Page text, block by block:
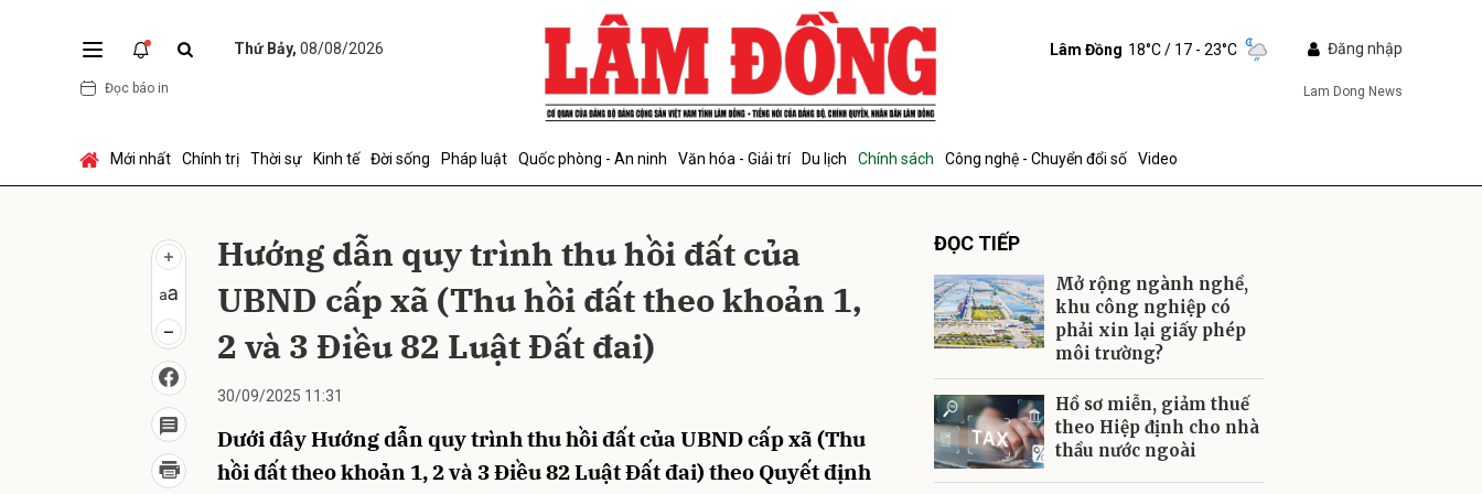
Thứ Bảy, 08/08/2026
Đọc báo in
Lâm Đồng 18°C/ 17 - 23°C Đăng nhập
Lam Dong News
Mới nhất Chính trị Thời sự Kinh tế Đời sống Pháp luật Quốc phòng - An ninh Văn hóa - Giải trí Du lịch Chính sách Công nghệ - Chuyển đổi số Video
Hướng dẫn quy trình thu hồi đất của
UBND cấp xã (Thu hồi đất theo khoản 1,
2 và 3 Điều 82 Luật Đất đai)
30/09/2025 11:31
Dưới đây Hướng dẫn quy trình thu hồi đất của UBND cấp xã (Thu
hồi đất theo khoản 1, 2 và 3 Điều 82 Luật Đất đai) theo Quyết định
ĐỌC TIẾP
Mở rộng ngành nghề,
khu công nghiệp có
phải xin lại giấy phép
môi trường?
Hồ sơ miễn, giảm thuế
theo Hiệp định cho nhà
thầu nước ngoài
Gửi bình luận